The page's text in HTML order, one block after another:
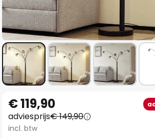
naar
het
begin
€ 119,90
adviesprijs€ 149,90
incl. btw